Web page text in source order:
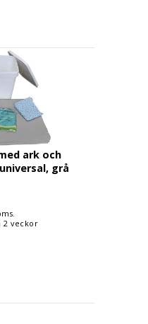
med ark och granulat,
ark och
grå
2 veckor